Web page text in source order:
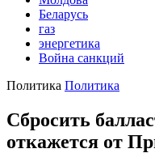
Беларусь
газ
энергетика
Война санкций
Политика Политика
Сбросить
откажется от